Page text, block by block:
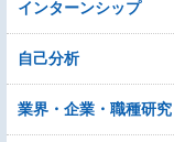
インターンシップ
自己分析
業界・企業・職種研究